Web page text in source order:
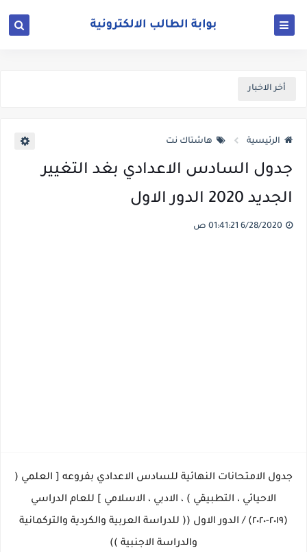
أخر الاخبار
الرئيسية هاشتاك نت
جدول السادس الاعدادي بغد التغيير
الجديد 2020 الدور الاول
جدول الامتحانات النهائية للسادس الاعدادي بفروعه [ العلمي (
الاحيائي ، التطبيقي ) ، الادبي ، الاسلامي ] للعام الدراسي
(٢٠١٩-٢٠٢٠) / الدور الاول (( للدراسة العربية والكردية والتركمانية
والدراسة الاجنبية ))